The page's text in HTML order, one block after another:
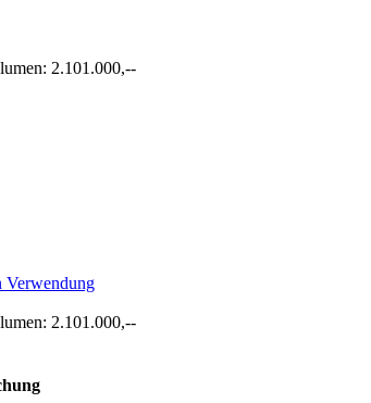
2.101.000,--
Verwendung
2.101.000,--